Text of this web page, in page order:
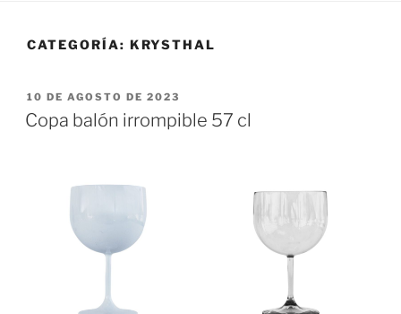
CATEGORÍA: KRYSTHAL
PUBLICADO
EL
10 DE AGOSTO DE 2023
Copa balón irrompible 57 cl